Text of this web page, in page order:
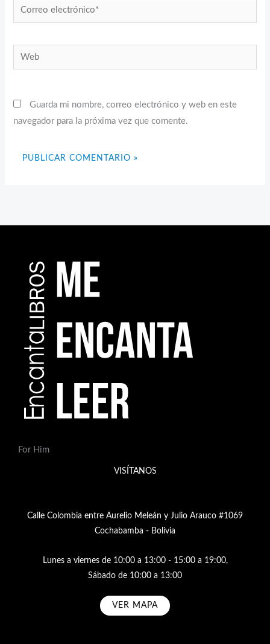
Correo
electrónico*
Web
Guarda mi nombre, correo electrónico y web en este
navegador para la próxima vez que comente.
For Him
VISÍTANOS
Calle Colombia entre Aurelio Meleán y Julio Arauco #1069
Cochabamba - Bolivia
Lunes a viernes de 10:00 a 13:00 - 15:00 a 19:00,
Sábado de 10:00 a 13:00
VER MAPA